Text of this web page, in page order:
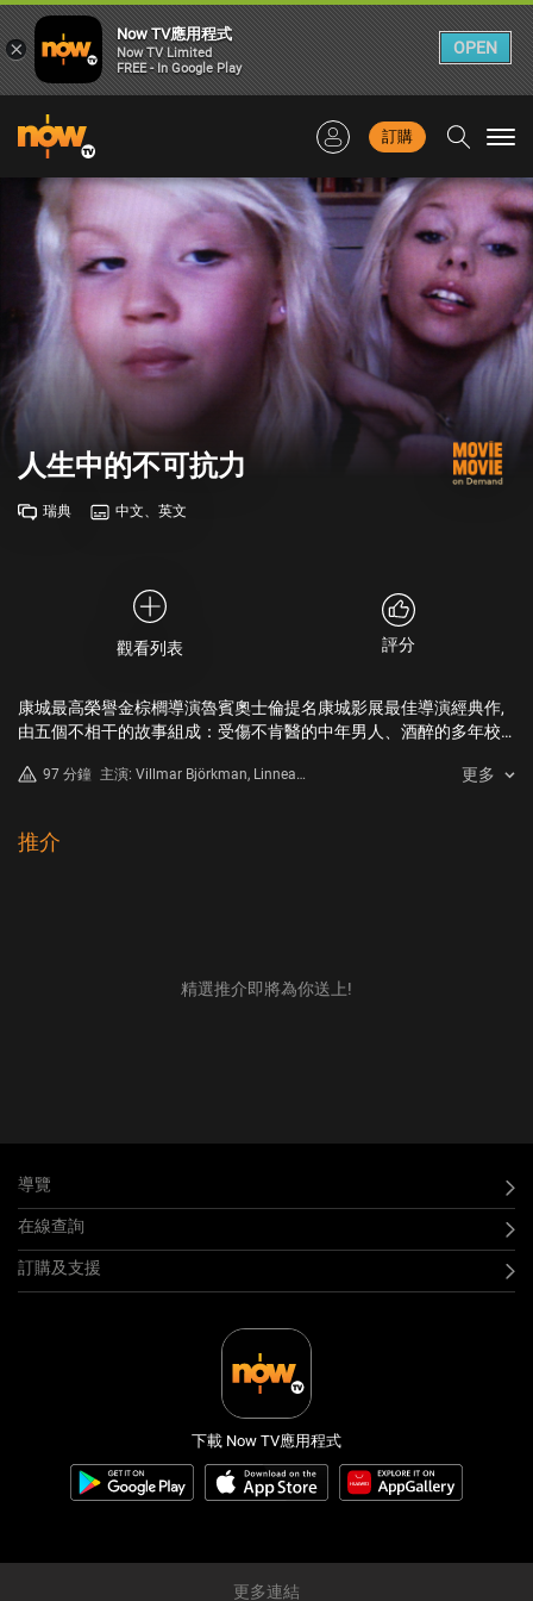
訂購
人生中的不可抗力
瑞典 中文、英文
觀看列表 評分
康城最高榮譽金棕櫚導演魯賓奧士倫提名康城影展最佳導演經典作,
由五個不相干的故事組成：受傷不肯醫的中年男人、酒醉的多年校
共同譜出瑞典社會角落的寫實生活。
97 分鐘 主演: Villmar Björkman, Linnea
更多
推介
精選推介即將為你送上!
導覽
在線查詢
訂購及支援
下載 Now TV應用程式
更多連結
×
Now TV應用程式
Now TV Limited
FREE - In Google Play
OPEN